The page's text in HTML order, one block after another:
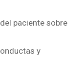
paciente sobre
y